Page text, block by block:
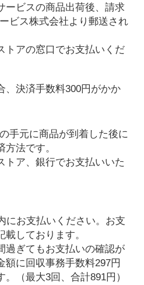
ービスの商品出荷後、請求
ビス株式会社より郵送され
トアの窓口でお支払いくだ
決済手数料300円がかか
手元に商品が到着した後に
法です。
トア、銀行でお支払いいた
にお支払いください。お支
しております。
過ぎてもお支払いの確認が
額に回収事務手数料297円
。（最大3回、合計891円）